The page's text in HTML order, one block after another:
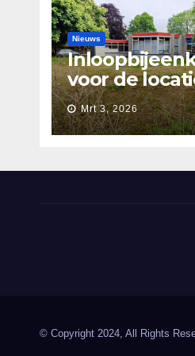
Nieuws
voor de
Nieuwe
Mrt 3, 2026
© Copyright 2024, All Rights